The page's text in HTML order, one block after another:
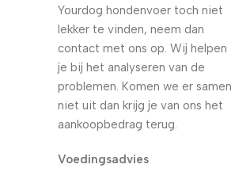
Yourdog hondenvoer toch niet
lekker te vinden, neem dan
contact met ons op. Wij helpen
je bij het analyseren van de
problemen. Komen we er samen
niet uit dan krijg je van ons het
aankoopbedrag terug.
Voedingsadvies